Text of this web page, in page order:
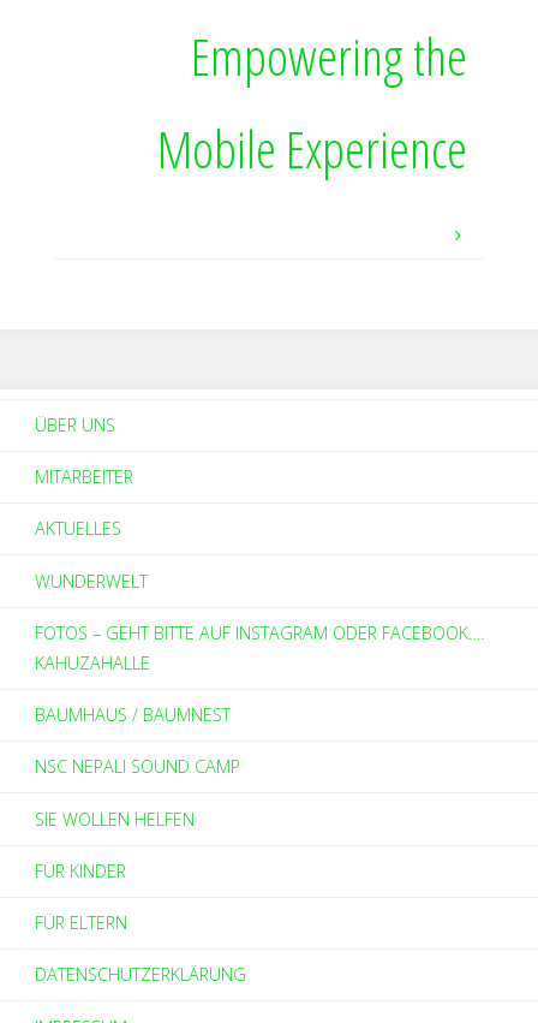
Empowering the
Mobile Experience
ÜBER UNS
MITARBEITER
AKTUELLES
WUNDERWELT
FOTOS – GEHT BITTE AUF INSTAGRAM ODER FACEBOOK….
KAHUZAHALLE
BAUMHAUS / BAUMNEST
NSC NEPALI SOUND CAMP
SIE WOLLEN HELFEN
FÜR KINDER
FÜR ELTERN
DATENSCHUTZERKLÄRUNG